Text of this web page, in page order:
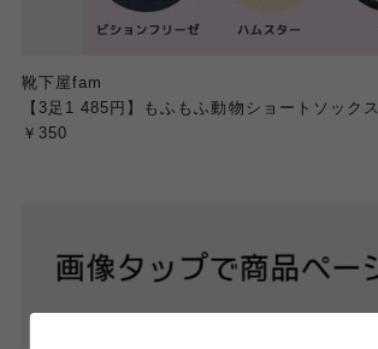
靴下屋fam
【3足1 485円】もふもふ動物ショートソックス
￥350